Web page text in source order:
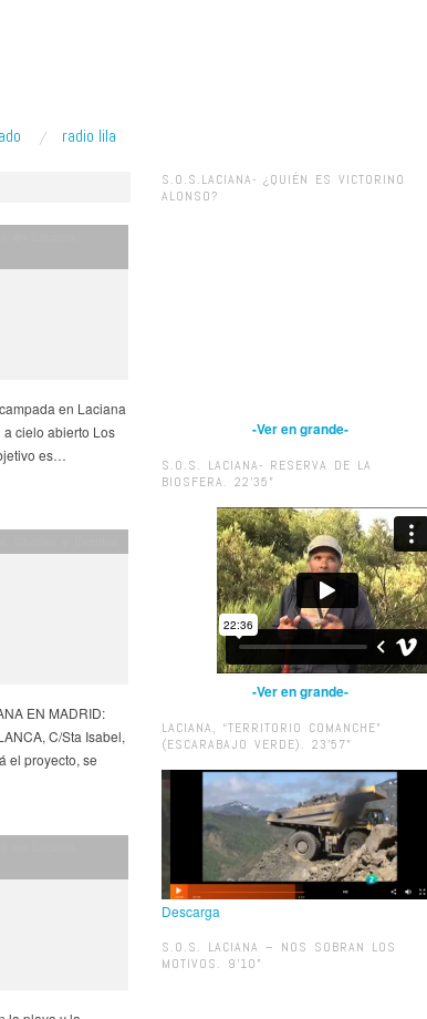
radio lila
en Laciana
cielo abierto Los
es…
EN MADRID:
C/Sta Isabel,
el proyecto, se
S.O.S.LACIANA- ¿QUIÉN ES VICTORINO
ALONSO?
-Ver en grande-
S.O.S. LACIANA- RESERVA DE LA
BIOSFERA. 22’35”
-Ver en grande-
LACIANA, “TERRITORIO COMANCHE”
(ESCARABAJO VERDE). 23’57”
Descarga
S.O.S. LACIANA – NOS SOBRAN LOS
MOTIVOS. 9’10”